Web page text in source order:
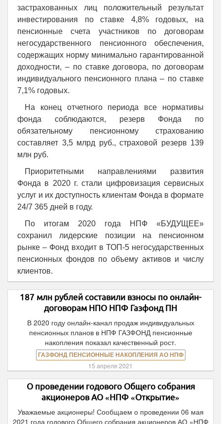
застрахованных лиц положительный результат
инвестирования по ставке 4,8% годовых, на
пенсионные счета участников по договорам
негосударственного пенсионного обеспечения,
содержащих норму минимально гарантированной
доходности, – по ставке договора, по договорам
индивидуального пенсионного плана – по ставке
7,1% годовых.
На конец отчетного периода все нормативы
фонда соблюдаются, резерв Фонда по
обязательному пенсионному страхованию
составляет 3,5 млрд руб., страховой резерв 139
млн руб.
Приоритетными направлениями развития
Фонда в 2020 г. стали цифровизация сервисных
услуг и их доступность клиентам Фонда в формате
24/7 365 дней в году.
По итогам 2020 года НПФ «БУДУЩЕЕ»
сохранил лидерские позиции на пенсионном
рынке – Фонд входит в ТОП-5 негосударственных
пенсионных фондов по объему активов и числу
клиентов.
187 млн рублей составили взносы по онлайн-
договорам НПО НПФ Газфонд ПН
В 2020 году онлайн-канал продаж индивидуальных
пенсионных планов в НПФ ГАЗФОНД пенсионные
накопления показал качественный рост.
ГАЗФОНД ПЕНСИОННЫЕ НАКОПЛЕНИЯ АО НПФ
15 апреля 2021
О проведении годового Общего собрания
акционеров АО «НПФ «Открытие»
Уважаемые акционеры! Сообщаем о проведении 06 мая
2021 года годового Общего собрания акционеров АО «НПФ